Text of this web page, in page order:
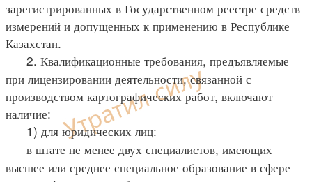
зарегистрированных в Государственном реестре средств
измерений и допущенных к применению в Республике
Казахстан.
2. Квалификационные требования, предъявляемые
при лицензировании деятельности, связанной с
производством картографических работ, включают
наличие:
1) для юридических лиц:
в штате не менее двух специалистов, имеющих
высшее или среднее специальное образование в сфере